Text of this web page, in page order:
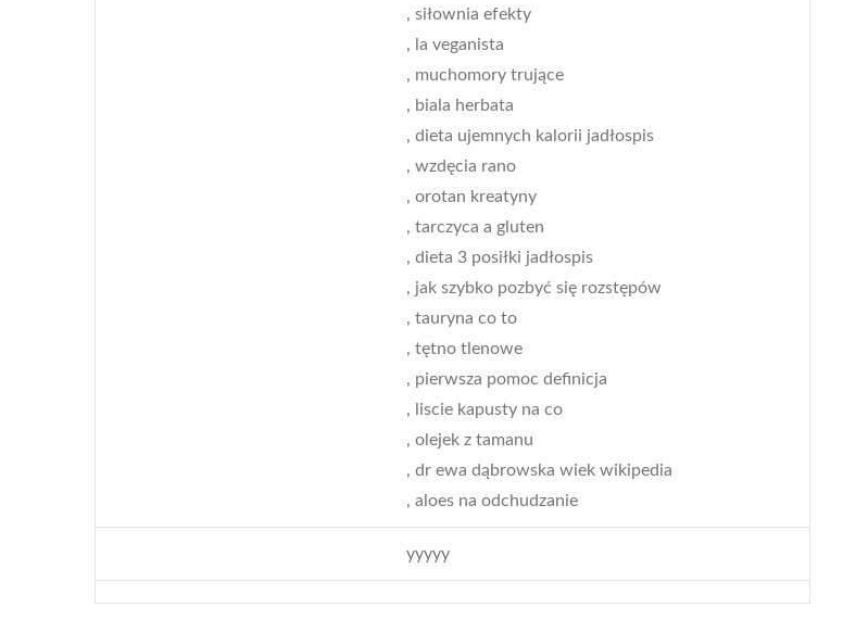
, siłownia efekty
, la veganista
, muchomory trujące
, biala herbata
, dieta ujemnych kalorii jadłospis
, wzdęcia rano
, orotan kreatyny
, tarczyca a gluten
, dieta 3 posiłki jadłospis
, jak szybko pozbyć się rozstępów
, tauryna co to
, tętno tlenowe
, pierwsza pomoc definicja
, liscie kapusty na co
, olejek z tamanu
, dr ewa dąbrowska wiek wikipedia
, aloes na odchudzanie
yyyyy